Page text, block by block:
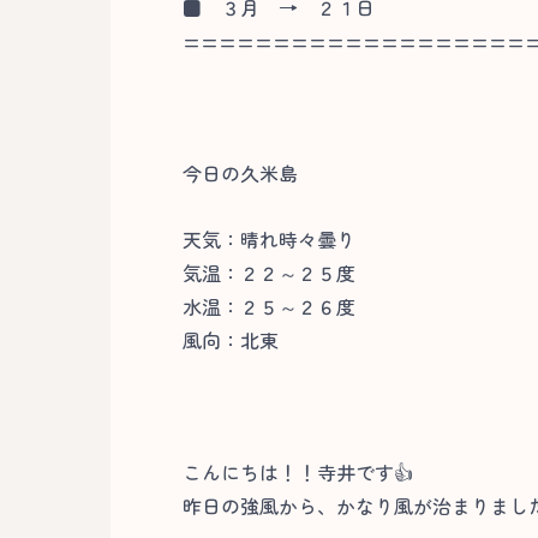
■ ３月 → ２１日
今日の久米島
天気：晴れ時々曇り
気温：２２～２５度
水温：２５～２６度
風向：北東
こんにちは！！寺井です👍
昨日の強風から、かなり風が治まりまし